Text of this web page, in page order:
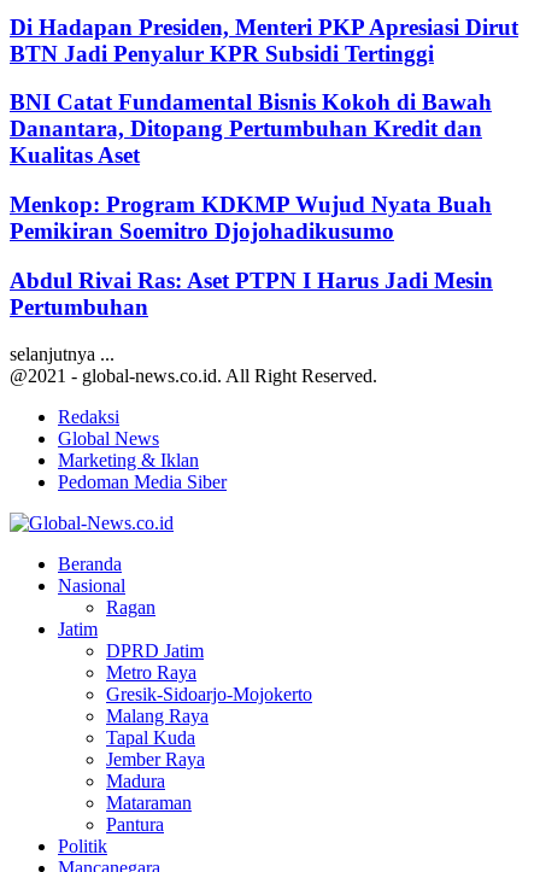
Di Hadapan Presiden, Menteri PKP Apresiasi Dirut
BTN Jadi Penyalur KPR Subsidi Tertinggi
BNI Catat Fundamental Bisnis Kokoh di Bawah
Danantara, Ditopang Pertumbuhan Kredit dan
Kualitas Aset
Menkop: Program KDKMP Wujud Nyata Buah
Pemikiran Soemitro Djojohadikusumo
Abdul Rivai Ras: Aset PTPN I Harus Jadi Mesin
Pertumbuhan
selanjutnya ...
@2021 - global-news.co.id. All Right Reserved.
Redaksi
Global News
Marketing & Iklan
Pedoman Media Siber
Beranda
Nasional
Ragan
Jatim
DPRD Jatim
Metro Raya
Gresik-Sidoarjo-Mojokerto
Malang Raya
Tapal Kuda
Jember Raya
Madura
Mataraman
Pantura
Politik
Mancanegara